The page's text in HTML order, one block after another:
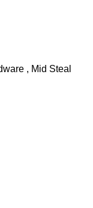
, Mid Steal